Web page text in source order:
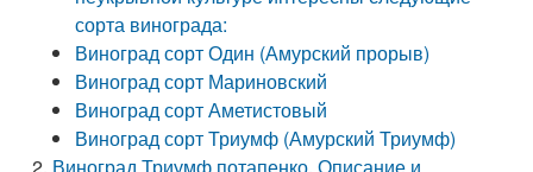
сорта винограда:
Виноград сорт Один (Амурский прорыв)
Виноград сорт Мариновский
Виноград сорт Аметистовый
Виноград сорт Триумф (Амурский Триумф)